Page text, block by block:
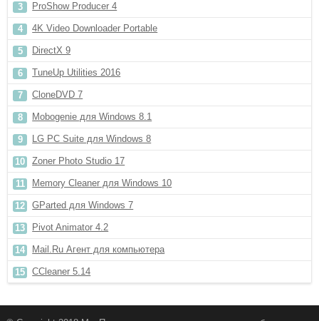
ProShow Producer 4
4K Video Downloader Portable
DirectX 9
TuneUp Utilities 2016
CloneDVD 7
Mobogenie для Windows 8.1
LG PC Suite для Windows 8
Zoner Photo Studio 17
Memory Cleaner для Windows 10
GParted для Windows 7
Pivot Animator 4.2
Mail.Ru Агент для компьютера
CCleaner 5.14